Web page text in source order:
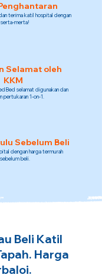
terima katil hospital dengan
serta-merta!
Selamat oleh
KKM
selamat digunakan dan
pertukaran 1-on-1.
Sebelum Beli
dengan harga termurah
sebelum beli.
Beli Katil
Harga